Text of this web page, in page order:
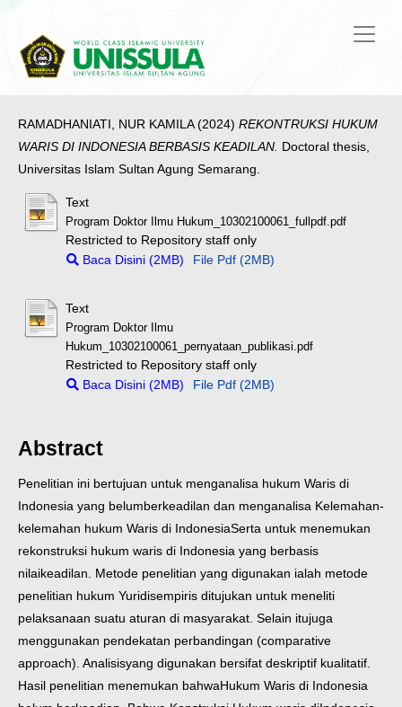
RAMADHANIATI, NUR KAMILA(2024) REKONTRUKSI HUKUM
WARIS DI INDONESIA BERBASIS KEADILAN. Doctoral thesis,
Universitas Islam Sultan Agung Semarang.
Text
Program Doktor Ilmu Hukum_10302100061_fullpdf.pdf
Restricted to Repository staff only
Baca Disini (2MB)
File Pdf (2MB)
Text
Program Doktor Ilmu
Hukum_10302100061_pernyataan_publikasi.pdf
Restricted to Repository staff only
Baca Disini (2MB)
File Pdf (2MB)
Abstract
Penelitian ini bertujuan untuk menganalisa hukum Waris di
Indonesia yang belumberkeadilan dan menganalisa Kelemahan-
kelemahan hukum Waris di IndonesiaSerta untuk menemukan
rekonstruksi hukum waris di Indonesia yang berbasis
nilaikeadilan. Metode penelitian yang digunakan ialah metode
penelitian hukum Yuridisempiris ditujukan untuk meneliti
pelaksanaan suatu aturan di masyarakat. Selain itujuga
menggunakan pendekatan perbandingan (comparative
approach). Analisisyang digunakan bersifat deskriptif kualitatif.
Hasil penelitian menemukan bahwaHukum Waris di Indonesia